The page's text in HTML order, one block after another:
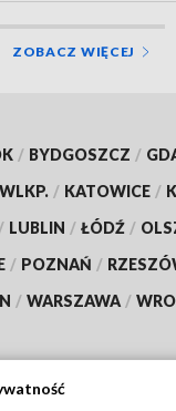
ZOBACZ WIĘCEJ
/ BYDGOSZCZ /
/ KATOWICE /
/ LUBLIN / ŁÓDŹ /
/ POZNAŃ /
/ WARSZAWA /